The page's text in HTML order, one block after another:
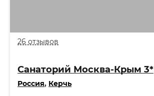
26 отзывов
Санаторий Москва-Крым 3*
Россия, Керчь